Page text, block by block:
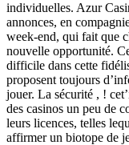
individuelles. Azur
annonces, en
week-end, qui fait que
nouvelle opportunité.
difficile dans cette
proposent toujours
jouer. La sécurité , !
des casinos un peu de
leurs licences, telles
affirmer un biotope de